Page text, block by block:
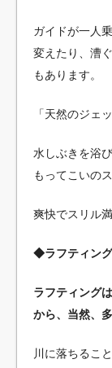
ガイドが一人
変えたり、漕
もあります。
「天然のジェ
水しぶきを浴
もってこいの
爽快でスリル
◆ラフティン
ラフティング
から、当然、
川に落ちるこ